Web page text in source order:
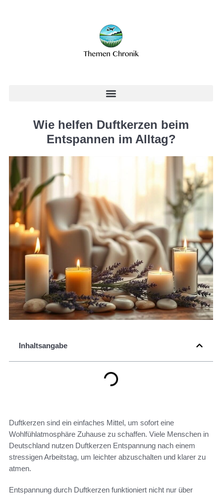
Wie helfen Duftkerzen beim
Entspannen im Alltag?
Inhaltsangabe
Duftkerzen sind ein einfaches Mittel, um sofort eine
Wohlfühlatmosphäre Zuhause zu schaffen. Viele Menschen in
Deutschland nutzen Duftkerzen Entspannung nach einem
stressigen Arbeitstag, um leichter abzuschalten und klarer zu
atmen.
Entspannung durch Duftkerzen funktioniert nicht nur über